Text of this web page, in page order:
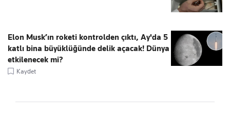
Elon Musk’ın roketi kontrolden çıktı, Ay'da 5
katlı bina büyüklüğünde delik açacak! Dünya
etkilenecek mi?
Kaydet